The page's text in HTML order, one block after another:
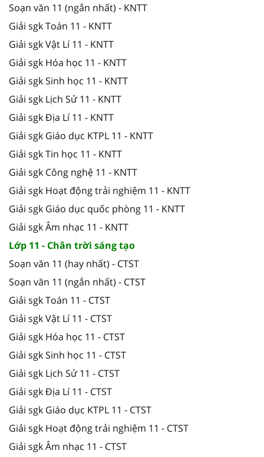
Soạn văn 11 (ngắn nhất) - KNTT
Giải sgk Toán 11 - KNTT
Giải sgk Vật Lí 11 - KNTT
Giải sgk Hóa học 11 - KNTT
Giải sgk Sinh học 11 - KNTT
Giải sgk Lịch Sử 11 - KNTT
Giải sgk Địa Lí 11 - KNTT
Giải sgk Giáo dục KTPL 11 - KNTT
Giải sgk Tin học 11 - KNTT
Giải sgk Công nghệ 11 - KNTT
Giải sgk Hoạt động trải nghiệm 11 - KNTT
Giải sgk Giáo dục quốc phòng 11 - KNTT
Giải sgk Âm nhạc 11 - KNTT
Lớp 11 - Chân trời sáng tạo
Soạn văn 11 (hay nhất) - CTST
Soạn văn 11 (ngắn nhất) - CTST
Giải sgk Toán 11 - CTST
Giải sgk Vật Lí 11 - CTST
Giải sgk Hóa học 11 - CTST
Giải sgk Sinh học 11 - CTST
Giải sgk Lịch Sử 11 - CTST
Giải sgk Địa Lí 11 - CTST
Giải sgk Giáo dục KTPL 11 - CTST
Giải sgk Hoạt động trải nghiệm 11 - CTST
Giải sgk Âm nhạc 11 - CTST